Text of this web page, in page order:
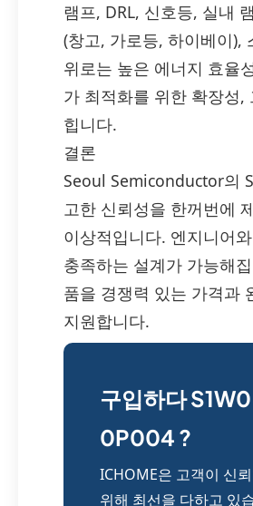
램프, DRL, 신호등, 실내
(창고, 가로등, 하이베이),
위로는 높은 에너지 효율
가 최적화를 위한 확장성
힙니다.
결론
Seoul Semiconductor의
고한 신뢰성을 한꺼번에
이상적입니다. 엔지니어
충족하는 설계가 가능해
품을 경쟁력 있는 가격과
지원합니다.
구입하다
0P004 ?
ICHOME은 고객이 신
위해 최선을 다하고 있